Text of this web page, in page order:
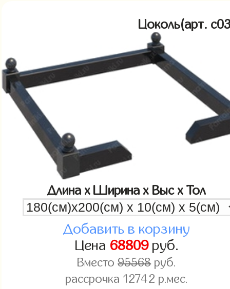
Цоколь(арт.
Длина x Ширина x Выс x Тол
Добавить в корзину
Цена 68809руб.
Вместо95568руб.
рассрочка 12742 р.мес.